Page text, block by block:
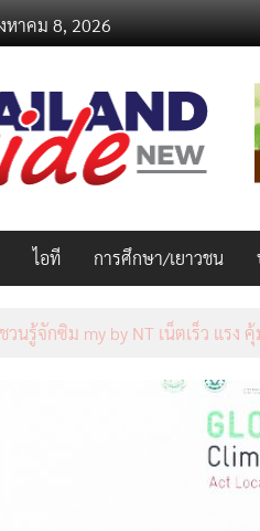
หาคม 8, 2026
ไอที การศึกษา/เยาวชน
ชวนรู้จักซิม my by NT เน็ตเร็ว แรง